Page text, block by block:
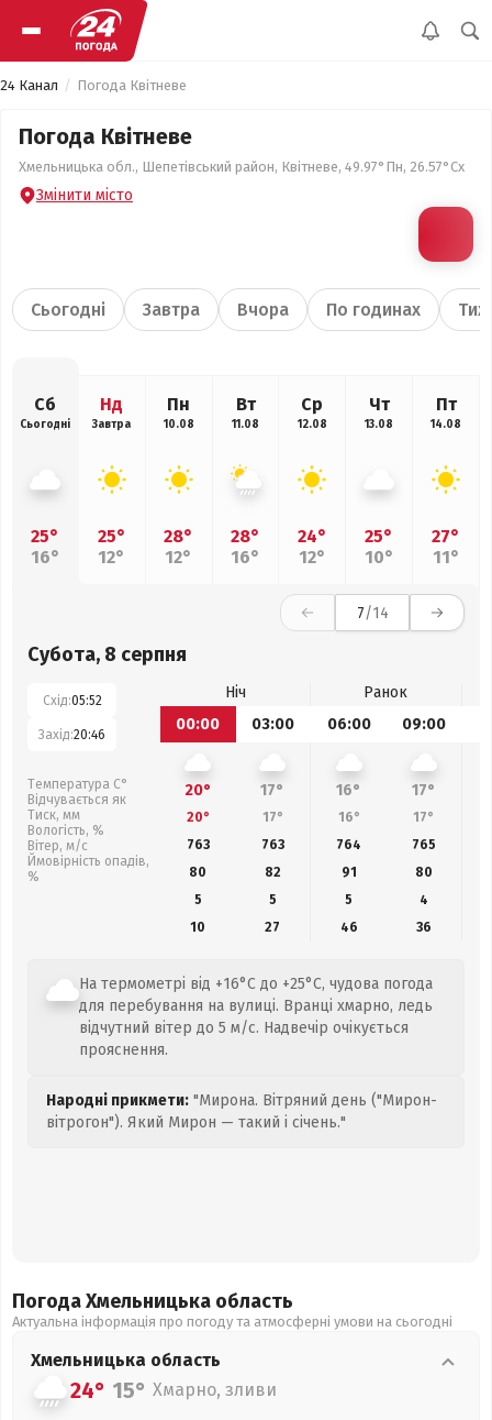
24 Канал Погода Квітневе
Погода Квітневе
Хмельницька обл., Шепетівський район, Квітневе, 49.97°Пн, 26.57°Сх
Змінити місто
Сьогодні Завтра Вчора По годинах
Сб
Сьогодні
25°
16°
Нд
Завтра
25°
12°
Пн
10.08
28°
12°
Вт
11.08
28°
16°
Ср
12.08
24°
12°
Чт
13.08
25°
10°
Пт
14.08
27°
11°
7/14
Субота, 8 серпня
Схід:05:52
Захід:20:46
Температура С°
Відчувається як
Тиск, мм
Вологість, %
Вітер, м/с
Ймовірність опадів,
%
Ніч
Ранок
00:00
03:00 06:00 09:00
20° 17° 16° 17°
20° 17° 16° 17°
763
763 764 765
80
82 91 80
5
5 5
4
10
27 46 36
На термометрі від +16°C до +25°C, чудова погода
для перебування на вулиці. Вранці хмарно, ледь
відчутний вітер до 5 м/с. Надвечір очікується
прояснення.
Народні прикмети: "Мирона. Вітряний день ("Мирон-
вітрогон"). Який Мирон — такий і січень."
Погода Хмельницька область
Актуальна інформація про погоду та атмосферні умови на сьогодні
Хмельницька область
24° 15° Хмарно, зливи